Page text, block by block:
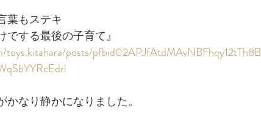
葉もステキ
でする最後の子育て』
toys.kitahara/posts/
なり静かになりました。